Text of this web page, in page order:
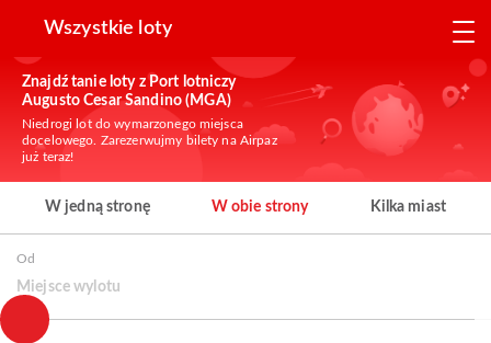
Wszystkie loty
Znajdź tanie loty z Port lotniczy
Augusto Cesar Sandino (MGA)
Niedrogi lot do wymarzonego miejsca
docelowego. Zarezerwujmy bilety na Airpaz
już teraz!
W jedną stronę W obie strony Kilka miast
Od
Miejsce wylotu